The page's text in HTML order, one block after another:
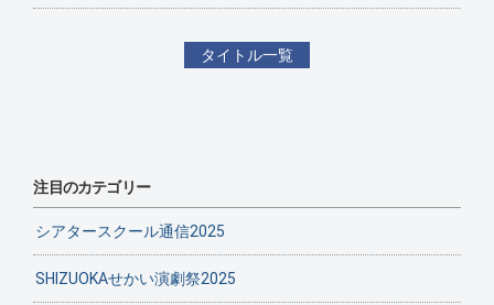
タイトル一覧
注目のカテゴリー
シアタースクール通信2025
SHIZUOKAせかい演劇祭2025